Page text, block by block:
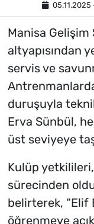
05.11.2025
Manisa Gelişim
altyapısından
servis ve
duruşuyla
Erva Sünbül,
üst seviyeye
Kulüp
sürecinden
belirterek, “Elif
öğrenmeye